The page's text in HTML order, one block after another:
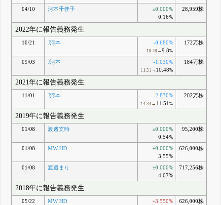
04/10
河本千佳子
±0.000%
0.16%
28,959株
2022年に報告義務発生
10/21 J河本 -0.680%
10.48→ 9.8%
172万株
09/03 J河本 -1.030%
11.51→ 10.48%
184万株
2021年に報告義務発生
11/01 J河本 -2.830%
14.34→ 11.51 %
202万株
2019年に報告義務発生
01/08 渡邉文時
±0.000%
0.54%
95,200株
01/08 MW HD
±0.000%
3.55%
626,000株
01/08 渡邉まり
±0.000%
4.07%
717,256株
2018年に報告義務発生
05/22 MW HD +3.550% 626,000株